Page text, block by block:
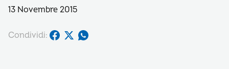
13 Novembre 2015
Condividi: